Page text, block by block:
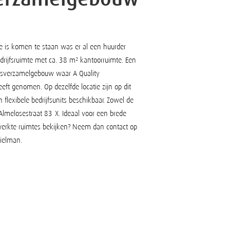
is komen te staan was er al een huurder
met ca. 38 m² kantoorruimte. Een
waar A Quality
genomen. Op dezelfde locatie zijn op dit
bedrijfsunits beschikbaar. Zowel de
83-X. Ideaal voor een brede
ruimtes bekijken? Neem dan contact op